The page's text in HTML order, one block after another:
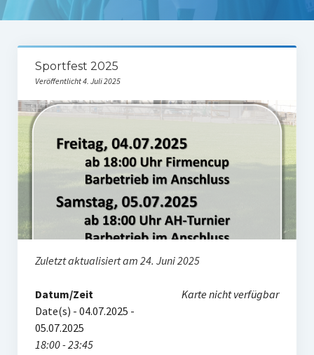
Spielplan Kreisliga A3
Ergebnisse Damen
Tabelle Damen
Spielplan Bezirksliga Damen
Kinderfussball
Ü30-Fussball
AH-Abteilung
Breitensport
ThaiBo
Kinderturnen
Sportfest 2025
Veröffentlicht 4. Juli 2025
Zuletzt aktualisiert am 24. Juni 2025
Karte nicht verfügbar
Datum/Zeit
Date(s) - 04.07.2025 -
05.07.2025
18:00 - 23:45